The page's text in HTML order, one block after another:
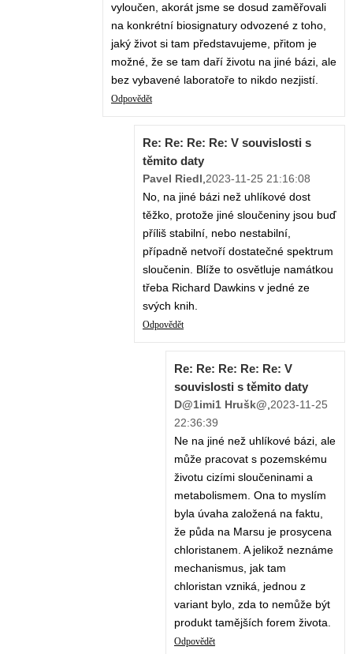
vyloučen, akorát jsme se dosud zaměřovali
na konkrétní biosignatury odvozené z toho,
jaký život si tam představujeme, přitom je
možné, že se tam daří životu na jiné bázi, ale
bez vybavené laboratoře to nikdo nezjistí.
Odpovědět
Re: Re: Re: Re: V souvislosti s
těmito daty
Pavel Riedl 2023-11-25 21:16:08
No, na jiné bázi než uhlíkové dost
těžko, protože jiné sloučeniny jsou buď
příliš stabilní, nebo nestabilní,
případně netvoří dostatečné spektrum
sloučenin. Blíže to osvětluje namátkou
třeba Richard Dawkins v jedné ze
svých knih.
Odpovědět
Re: Re: Re: Re: Re: V
souvislosti s těmito daty
D@1imi1 Hrušk@ 2023-11-25
22:36:39
Ne na jiné než uhlíkové bázi, ale
může pracovat s pozemskému
životu cizími sloučeninami a
metabolismem. Ona to myslím
byla úvaha založená na faktu,
že půda na Marsu je prosycena
chloristanem. A jelikož neznáme
mechanismus, jak tam
chloristan vzniká, jednou z
variant bylo, zda to nemůže být
produkt tamějších forem života.
Odpovědět